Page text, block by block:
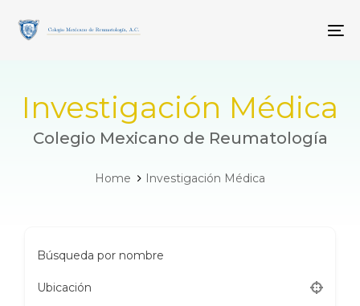
links
primary
contentInvestigación Médica
Colegio Mexicano de Reumatología
Home Investigación Médica
Búsqueda por nombre
Ubicación